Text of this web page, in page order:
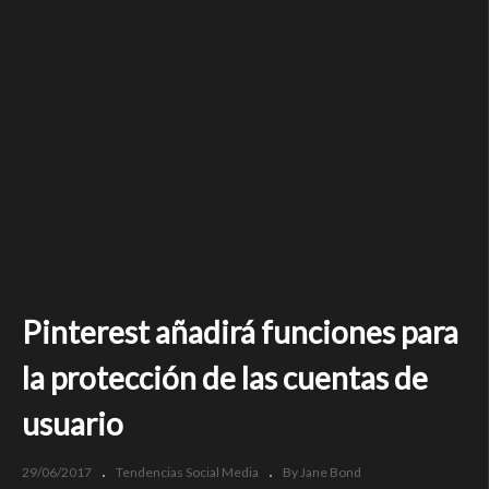
Pinterest añadirá funciones para
la protección de las cuentas de
usuario
29/06/2017 Tendencias Social Media
By Jane Bond